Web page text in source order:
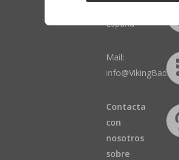
España
Mail:
info@VikingBad.es
Contacta
con
nosotros
sobre